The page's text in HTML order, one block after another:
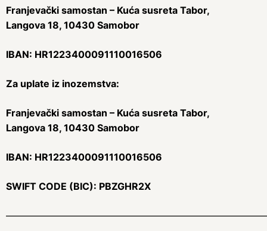
Franjevački samostan – Kuća susreta Tabor,
Langova 18, 10430 Samobor
IBAN: HR1223400091110016506
Za uplate iz inozemstva:
Franjevački samostan – Kuća susreta Tabor,
Langova 18, 10430 Samobor
IBAN: HR1223400091110016506
SWIFT CODE (BIC): PBZGHR2X